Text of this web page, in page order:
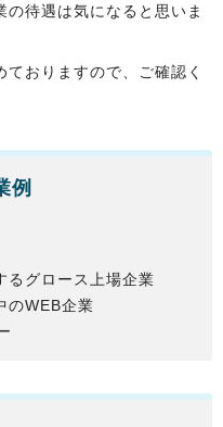
待遇は気になると思いま
おりますので、ご確認く
例
るグロース上場企業
のWEB企業